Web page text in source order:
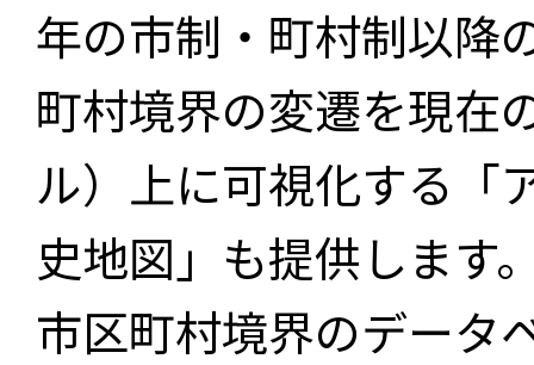
年の市制・町村制以降
町村境界の変遷を現在
ル）上に可視化する「
史地図」も提供します
市区町村境界のデータ